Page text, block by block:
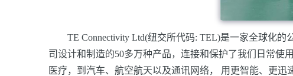
TE Connectivity Ltd(纽交所代码: TEL)是一家全球化的
司设计和制造的50多万种产品，连接和保护了我们日常使
医疗，到汽车、航空航天以及通讯网络， 用更智能、更迅